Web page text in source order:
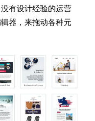
有设计经验的运营
器，来拖动各种元